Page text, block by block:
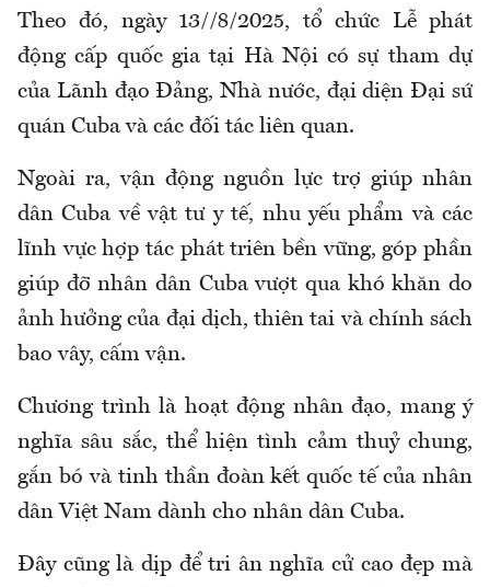
Theo đó, ngày 13//8/2025, tổ chức Lễ phát
động cấp quốc gia tại Hà Nội có sự tham dự
của Lãnh đạo Đảng, Nhà nước, đại diện Đại sứ
quán Cuba và các đối tác liên quan.
Ngoài ra, vận động nguồn lực trợ giúp nhân
dân Cuba về vật tư y tế, nhu yếu phẩm và các
lĩnh vực hợp tác phát triên bền vững, góp phần
giúp đỡ nhân dân Cuba vượt qua khó khăn do
ảnh hưởng của đại dịch, thiên tai và chính sách
bao vây, cấm vận.
Chương trình là hoạt động nhân đạo, mang ý
nghĩa sâu sắc, thể hiện tình cảm thuỷ chung,
gắn bó và tinh thần đoàn kết quốc tế của nhân
dân Việt Nam dành cho nhân dân Cuba.
Đây cũng là dịp để tri ân nghĩa cử cao đẹp mà